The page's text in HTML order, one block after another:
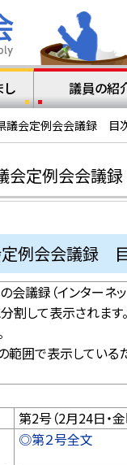
議員の紹
議会定例会会議録 目
会定例会会議
例会会議録
議録（インターネ
割して表示されま
範囲で表示してい
第2号（2月24日・
◎第２号全文